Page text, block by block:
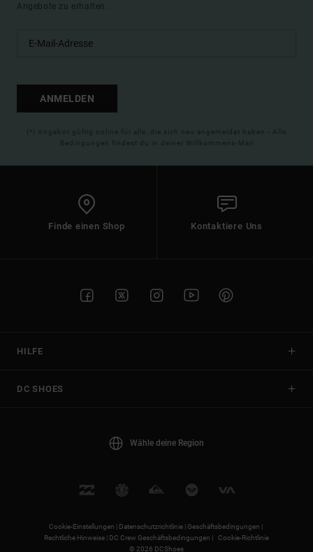
Angebote zu erhalten.
ANMELDEN
(*) Angebot gültig online für alle, die sich neu angemeldet haben - Alle
Bedingungen findest du in deiner Willkommens-Mail
Finde einen Shop Kontaktiere Uns
HILFE
DC SHOES
Wähle deine Region
Cookie-Einstellungen | Datenschutzrichtlinie |Geschäftsbedingungen |
Rechtliche Hinweise | DC Crew Geschäftsbedingungen |
Cookie-Richtlinie
© 2026 DCShoes